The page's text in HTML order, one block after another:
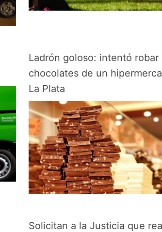
Ladrón goloso: intentó robar
chocolates de un
La Plata
Solicitan a la Justicia que